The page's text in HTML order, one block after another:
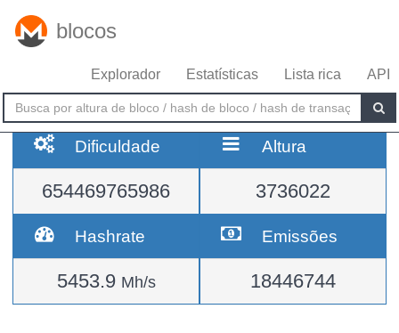
blocos
Explorador Estatísticas Lista rica API
Dificuldade
654469765986
Altura
3736022
Hashrate
5453.9 Mh/s
Emissões
18446744